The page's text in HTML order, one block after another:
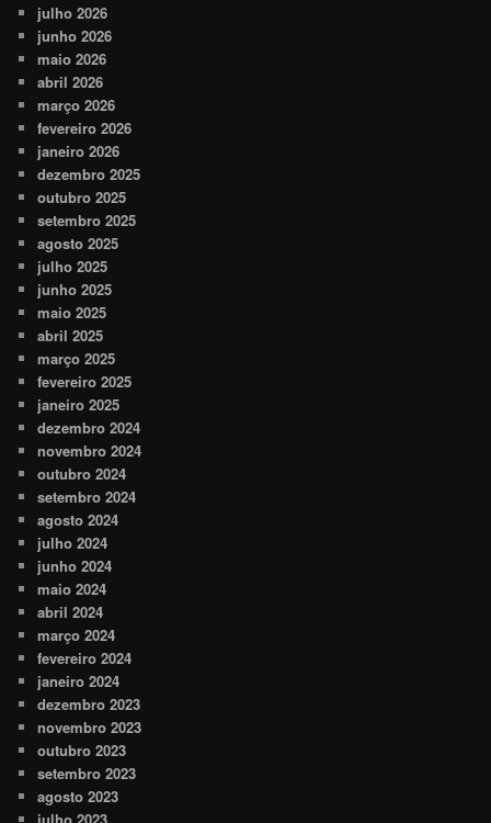
julho 2026
junho 2026
maio 2026
abril 2026
março 2026
fevereiro 2026
janeiro 2026
dezembro 2025
outubro 2025
setembro 2025
agosto 2025
julho 2025
junho 2025
maio 2025
abril 2025
março 2025
fevereiro 2025
janeiro 2025
dezembro 2024
novembro 2024
outubro 2024
setembro 2024
agosto 2024
julho 2024
junho 2024
maio 2024
abril 2024
março 2024
fevereiro 2024
janeiro 2024
dezembro 2023
novembro 2023
outubro 2023
setembro 2023
agosto 2023